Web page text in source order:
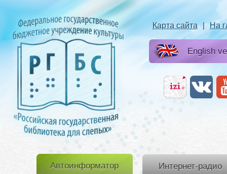
Карта сайта | На
English
Автоинформатор Интернет-радио